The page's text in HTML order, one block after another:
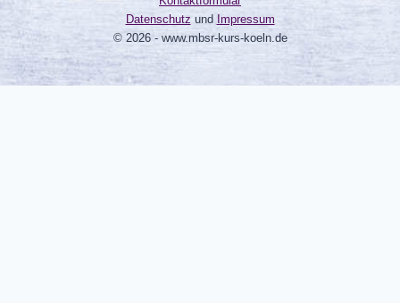
Datenschutz und Impressum
© 2026 - www.mbsr-kurs-koeln.de